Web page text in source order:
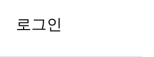
로그인